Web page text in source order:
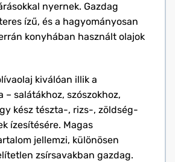
nyernek. Gazdag
ízű, és a hagyományosan
konyhában használt olajok
kiválóan illik a
– salátákhoz, szószokhoz,
kész tészta-, rizs-, zöldség-
ízesítésére. Magas
jellemzi, különösen
zsírsavakban gazdag.